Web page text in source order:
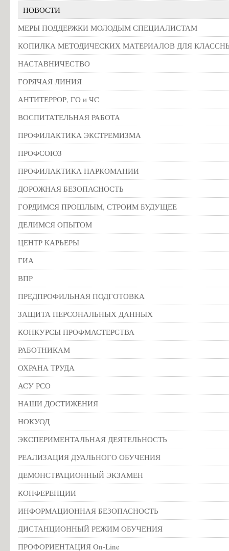
НОВОСТИ
МЕРЫ ПОДДЕРЖКИ МОЛОДЫМ СПЕЦИАЛИСТАМ
КОПИЛКА МЕТОДИЧЕСКИХ МАТЕРИАЛОВ ДЛЯ
НАСТАВНИЧЕСТВО
ГОРЯЧАЯ ЛИНИЯ
АНТИТЕРРОР, ГО и ЧС
ВОСПИТАТЕЛЬНАЯ РАБОТА
ПРОФИЛАКТИКА ЭКСТРЕМИЗМА
ПРОФСОЮЗ
ПРОФИЛАКТИКА НАРКОМАНИИ
ДОРОЖНАЯ БЕЗОПАСНОСТЬ
ГОРДИМСЯ ПРОШЛЫМ, СТРОИМ БУДУЩЕЕ
ДЕЛИМСЯ ОПЫТОМ
ЦЕНТР КАРЬЕРЫ
ГИА
ВПР
ПРЕДПРОФИЛЬНАЯ ПОДГОТОВКА
ЗАЩИТА ПЕРСОНАЛЬНЫХ ДАННЫХ
КОНКУРСЫ ПРОФМАСТЕРСТВА
РАБОТНИКАМ
ОХРАНА ТРУДА
АСУ РСО
НАШИ ДОСТИЖЕНИЯ
НОКУОД
ЭКСПЕРИМЕНТАЛЬНАЯ ДЕЯТЕЛЬНОСТЬ
РЕАЛИЗАЦИЯ ДУАЛЬНОГО ОБУЧЕНИЯ
ДЕМОНСТРАЦИОННЫЙ ЭКЗАМЕН
КОНФЕРЕНЦИИ
ИНФОРМАЦИОННАЯ БЕЗОПАСНОСТЬ
ДИСТАНЦИОННЫЙ РЕЖИМ ОБУЧЕНИЯ
ПРОФОРИЕНТАЦИЯ On-Line